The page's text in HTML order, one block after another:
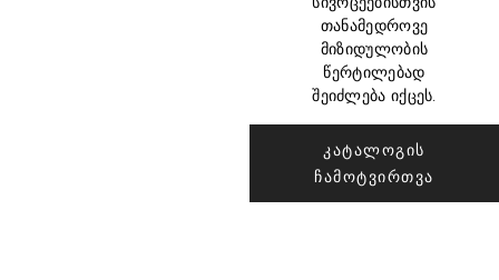
თანამედროვე
მიზიდულობის
წერტილებად
შეიძლება იქცეს.
ᲙᲐᲢᲐᲚᲝᲒᲘᲡ
ᲩᲐᲛᲝᲢᲕᲘᲠᲗᲕᲐ